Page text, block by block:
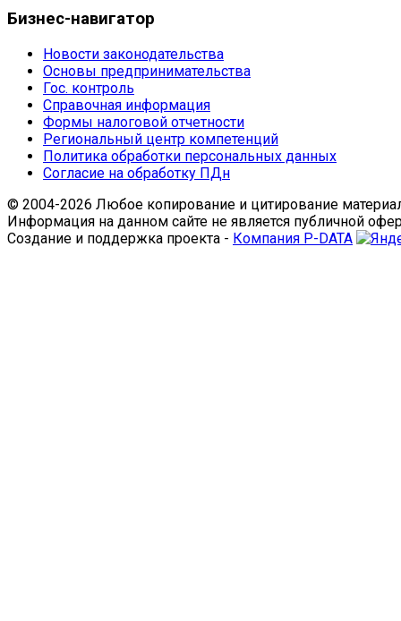
Бизнес-навигатор
Новости законодательства
Основы предпринимательства
Гос. контроль
Справочная информация
Формы налоговой отчетности
Региональный центр компетенций
Политика обработки персональных данных
Согласие на обработку ПДн
© 2004-2026 Любое копирование и цитирование
Информация на данном сайте не является публичной
Создание и поддержка проекта - Компания P-DATA